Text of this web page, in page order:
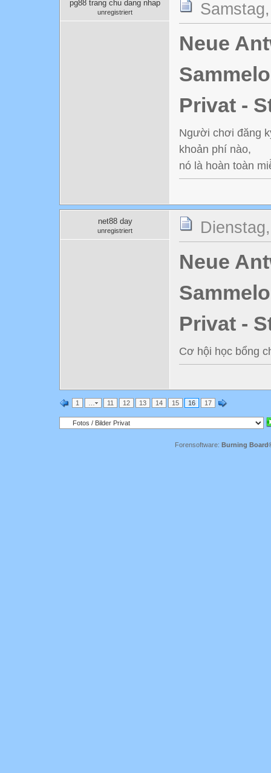
pg88 trang chu dang nhap
unregistriert
Neue
Privat -
Người chơi đăng
khoản phí nào,
nó là hoàn toàn
net88 day
unregistriert
Neue
Privat -
Cơ hội học bổng
1 11 12 13 14 15 16 17
Forensoftware: Burning